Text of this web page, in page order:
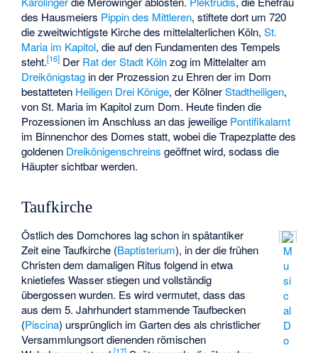
des Hausmeiers Pippin des Mittleren, stiftete dort um 720
die zweitwichtigste Kirche des mittelalterlichen Köln,St.
Maria im Kapitol, die auf den Fundamenten des Tempels
steht.[16] Der Rat der Stadt Kölnzog im Mittelalter am
Dreikönigstag in der Prozession zu Ehren der im Dom
bestatteten Heiligen Drei Könige, der KölnerStadtheiligen,
von St. Maria im Kapitol zum Dom. Heute finden die
Prozessionen im Anschluss an das jeweilige Pontifikalamt
im Binnenchor des Domes statt, wobei die Trapezplatte des
goldenen Dreikönigenschreins geöffnet wird, sodass die
Häupter sichtbar werden.
Taufkirche
M
u
si
c
al
D
o
Östlich des Domchores lag schon in spätantiker
Zeit eine Taufkirche (Baptisterium), in der die frühen
Christen dem damaligen Ritus folgend in etwa
knietiefes Wasser stiegen und vollständig
übergossen wurden. Es wird vermutet, dass das
aus dem 5. Jahrhundert stammende Taufbecken
(Piscina) ursprünglich im Garten des als christlicher
Versammlungsort dienenden römischen